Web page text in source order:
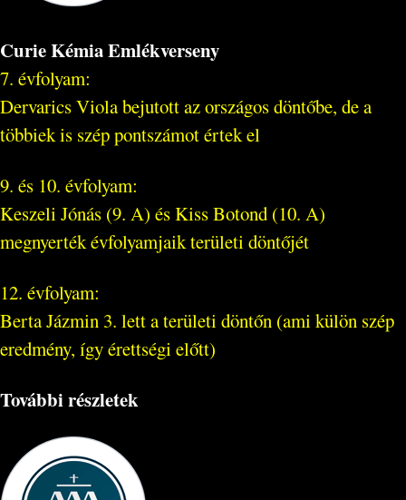
Curie Kémia Emlékverseny
7. évfolyam:
Dervarics Viola bejutott az országos döntőbe, de a
többiek is szép pontszámot értek el
9. és 10. évfolyam:
Keszeli Jónás (9. A) és Kiss Botond (10. A)
megnyerték évfolyamjaik területi döntőjét
12. évfolyam:
Berta Jázmin 3. lett a területi döntőn (ami külön szép
eredmény, így érettségi előtt)
További részletek